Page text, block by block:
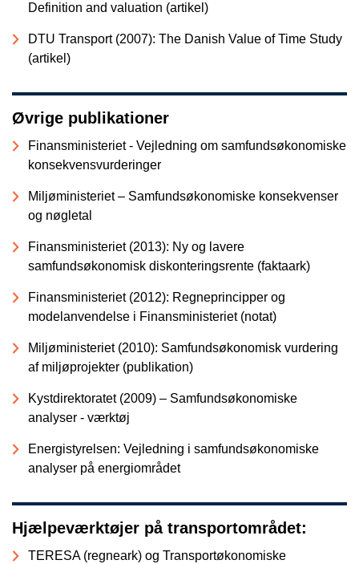
Definition and valuation (artikel)
DTU Transport (2007): The Danish Value of Time Study
(artikel)
Øvrige publikationer
Finansministeriet - Vejledning om samfundsøkonomiske
konsekvensvurderinger
Miljøministeriet – Samfundsøkonomiske konsekvenser
og nøgletal
Finansministeriet (2013): Ny og lavere
samfundsøkonomisk diskonteringsrente (faktaark)
Finansministeriet (2012): Regneprincipper og
modelanvendelse i Finansministeriet (notat)
Miljøministeriet (2010): Samfundsøkonomisk vurdering
af miljøprojekter (publikation)
Kystdirektoratet (2009) – Samfundsøkonomiske
analyser - værktøj
Energistyrelsen: Vejledning i samfundsøkonomiske
analyser på energiområdet
Hjælpeværktøjer på transportområdet:
TERESA (regneark) og Transportøkonomiske